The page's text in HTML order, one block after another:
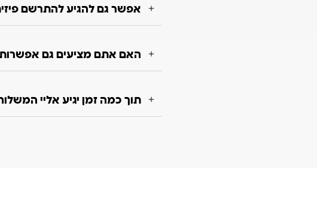
אפשר גם להגיע להתרשם
האם אתם מציעים גם
תוך כמה זמן יגיע אליי